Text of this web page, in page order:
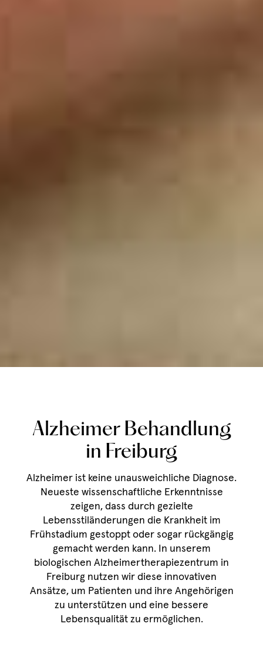
Alzheimer Behandlung
in Freiburg
Alzheimer ist keine unausweichliche Diagnose.
Neueste wissenschaftliche Erkenntnisse
zeigen, dass durch gezielte
Lebensstiländerungen die Krankheit im
Frühstadium gestoppt oder sogar rückgängig
gemacht werden kann. In unserem
biologischen Alzheimertherapiezentrum in
Freiburg nutzen wir diese innovativen
Ansätze, um Patienten und ihre Angehörigen
zu unterstützen und eine bessere
Lebensqualität zu ermöglichen.